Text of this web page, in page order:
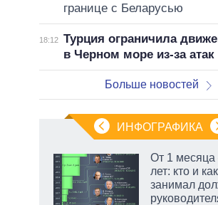
границе с Беларусью
18:12 Турция ограничила
в Черном море из-за атак
Больше новостей
ИНФОГРАФИКА
От 1 месяца
лет: кто и
занимал